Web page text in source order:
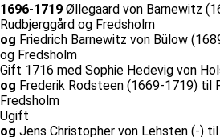
1696-1719 Øllegaard von Barnewitz
Rudbjerggård og Fredsholm
og Friedrich Barnewitz von Bülow
og Fredsholm
Gift 1716 med Sophie Hedevig von
og Frederik Rodsteen (1669-1719) til
Fredsholm
Ugift
og Jens Christopher von Lehsten (-)